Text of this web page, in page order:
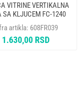
VITRINE VERTIKALNA
SA KLJUCEM FC-1240
artikla: 608FR039
1.630,00 RSD